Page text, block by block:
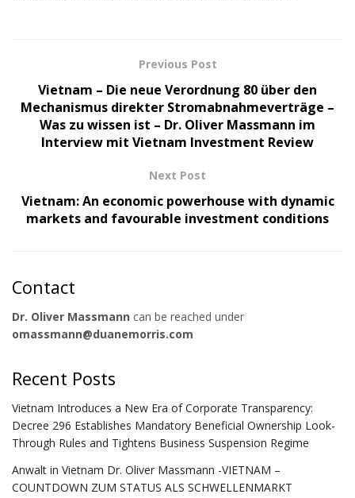
Previous Post
Vietnam – Die neue Verordnung 80 über den
Mechanismus direkter Stromabnahmeverträge –
Was zu wissen ist – Dr. Oliver Massmann im
Interview mit Vietnam Investment Review
Next Post
Vietnam: An economic powerhouse with dynamic
markets and favourable investment conditions
Contact
Dr. Oliver Massmann can be reached under
omassmann@duanemorris.com
Recent Posts
Vietnam Introduces a New Era of Corporate Transparency:
Decree 296 Establishes Mandatory Beneficial Ownership Look-
Through Rules and Tightens Business Suspension Regime
Anwalt in Vietnam Dr. Oliver Massmann -VIETNAM –
COUNTDOWN ZUM STATUS ALS SCHWELLENMARKT